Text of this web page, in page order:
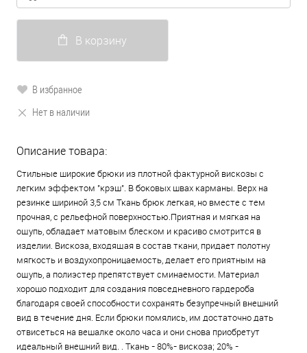
В корзину
В избранное
Нет в наличии
Описание товара:
Стильные широкие брюки из плотной фактурной вискозы с
легким эффектом "крэш". В боковых швах карманы. Верх на
резинке шириной 3,5 см Ткань брюк легкая, но вместе с тем
прочная, с рельефной поверхностью.Приятная и мягкая на
ощупь, обладает матовым блеском и красиво смотрится в
изделии. Вискоза, входящая в состав ткани, придает полотну
мягкость и воздухопроницаемость, делает его приятным на
ощупь, а полиэстер препятствует сминаемости. Материал
хорошо подходит для создания повседневного гардероба
благодаря своей способности сохранять безупречный внешний
вид в течение дня. Если брюки помялись, им достаточно дать
отвисеться на вешалке около часа и они снова приобретут
идеальный внешний вид. . Ткань - 80%- вискоза; 20% -